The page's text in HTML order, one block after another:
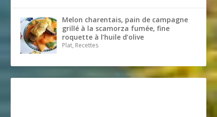
Melon charentais, pain de campagne
grillé à la scamorza fumée, fine
roquette à l’huile d’olive
Plat, Recettes